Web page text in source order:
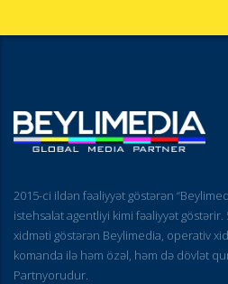
2015-ci ildən fəaliyyət göstərən
istehsalat agentliyi kimi fəaliyyət göstərir.
xidməti göstərən Beylimedia, operativ
komanda ilə həm özəl, həm də dövlət
Partnyorudur.